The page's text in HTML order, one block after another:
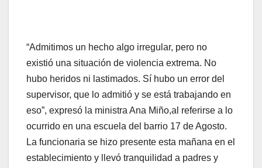
“Admitimos un hecho algo irregular, pero no
existió una situación de violencia extrema. No
hubo heridos ni lastimados. Sí hubo un error del
supervisor, que lo admitió y se está trabajando en
eso”, expresó la ministra Ana Miño,al referirse a lo
ocurrido en una escuela del barrio 17 de Agosto.
La funcionaria se hizo presente esta mañana en el
establecimiento y llevó tranquilidad a padres y